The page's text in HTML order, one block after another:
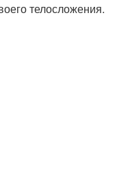
телосложения.